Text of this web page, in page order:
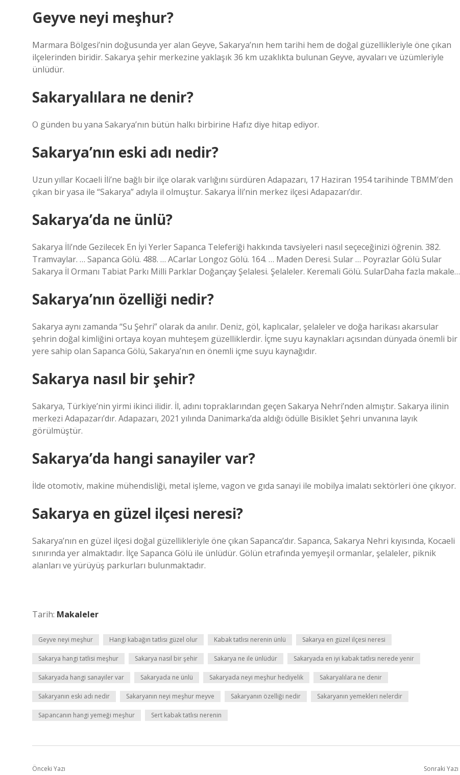
Geyve neyi meşhur?
Marmara Bölgesi’nin doğusunda yer alan Geyve, Sakarya’nın hem tarihi hem de doğal güzellikleriyle öne çıkan
ilçelerinden biridir. Sakarya şehir merkezine yaklaşık 36 km uzaklıkta bulunan Geyve, ayvaları ve üzümleriyle
ünlüdür.
Sakaryalılara ne denir?
O günden bu yana Sakarya’nın bütün halkı birbirine Hafız diye hitap ediyor.
Sakarya’nın eski adı nedir?
Uzun yıllar Kocaeli İli’ne bağlı bir ilçe olarak varlığını sürdüren Adapazarı, 17 Haziran 1954 tarihinde TBMM’den
çıkan bir yasa ile “Sakarya” adıyla il olmuştur. Sakarya İli’nin merkez ilçesi Adapazarı’dır.
Sakarya’da ne ünlü?
Sakarya İli’nde Gezilecek En İyi Yerler Sapanca Teleferiği hakkında tavsiyeleri nasıl seçeceğinizi öğrenin. 382.
Tramvaylar. … Sapanca Gölü. 488. … ACarlar Longoz Gölü. 164. … Maden Deresi. Sular … Poyrazlar Gölü Sular
Sakarya İl Ormanı Tabiat Parkı Milli Parklar Doğançay Şelalesi. Şelaleler. Keremali Gölü. SularDaha fazla makale…
Sakarya’nın özelliği nedir?
Sakarya aynı zamanda “Su Şehri” olarak da anılır. Deniz, göl, kaplıcalar, şelaleler ve doğa harikası akarsular
şehrin doğal kimliğini ortaya koyan muhteşem güzelliklerdir. İçme suyu kaynakları açısından dünyada önemli bir
yere sahip olan Sapanca Gölü, Sakarya’nın en önemli içme suyu kaynağıdır.
Sakarya nasıl bir şehir?
Sakarya, Türkiye’nin yirmi ikinci ilidir. İl, adını topraklarından geçen Sakarya Nehri’nden almıştır. Sakarya ilinin
merkezi Adapazarı’dır. Adapazarı, 2021 yılında Danimarka’da aldığı ödülle Bisiklet Şehri unvanına layık
görülmüştür.
Sakarya’da hangi sanayiler var?
İlde otomotiv, makine mühendisliği, metal işleme, vagon ve gıda sanayi ile mobilya imalatı sektörleri öne çıkıyor.
Sakarya en güzel ilçesi neresi?
Sakarya’nın en güzel ilçesi doğal güzellikleriyle öne çıkan Sapanca’dır. Sapanca, Sakarya Nehri kıyısında, Kocaeli
sınırında yer almaktadır. İlçe Sapanca Gölü ile ünlüdür. Gölün etrafında yemyeşil ormanlar, şelaleler, piknik
alanları ve yürüyüş parkurları bulunmaktadır.
Tarih: Makaleler
Geyve neyi meşhur Hangi kabağın tatlısı güzel olur Kabak tatlısı nerenin ünlü Sakarya en güzel ilçesi neresi
Sakarya hangi tatlisi meşhur Sakarya nasıl bir şehir Sakarya ne ile ünlüdür Sakaryada en iyi kabak tatlısı nerede yenir
Sakaryada hangi sanayiler var Sakaryada ne ünlü Sakaryada neyi meşhur hediyelik Sakaryalılara ne denir
Sakaryanın eski adı nedir Sakaryanın neyi meşhur meyve Sakaryanın özelliği nedir Sakaryanın yemekleri nelerdir
Sapancanın hangi yemeği meşhur Sert kabak tatlısı nerenin
Önceki Yazı Sonraki Yazı